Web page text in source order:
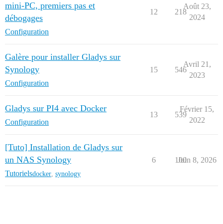
mini-PC, premiers pas et
débogages
Configuration
12 218
Août 23,
2024
Galère pour installer Gladys sur
Synology
Configuration
15 546
Avril 21,
2023
Gladys sur PI4 avec Docker
Configuration
13 539
Février 15,
2022
[Tuto] Installation de Gladys sur
un NAS Synology
Tutorielsdocker synology
6 100
Juin 8, 2026